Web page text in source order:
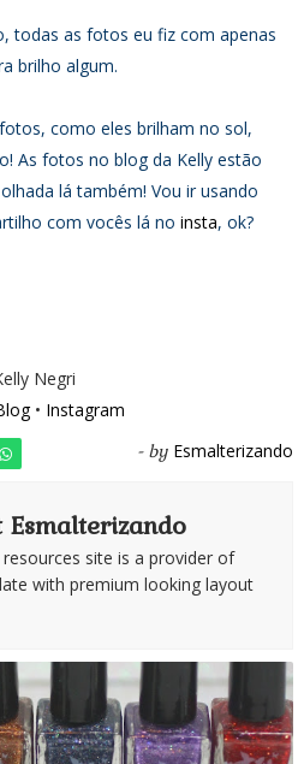
todas as fotos eu fiz com apenas
brilho algum.
como eles brilham no sol,
As fotos no blog da Kelly estão
lá também! Vou ir usando
com vocês lá no insta, ok?
Negri
• Instagram
- by Esmalterizando
Esmalterizando
site is a provider of
with premium looking layout